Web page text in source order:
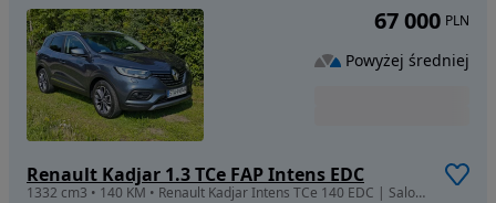
Renault Kadjar 1.3 TCe FAP Intens EDC
1332 cm3 • 140 KM • Renault Kadjar Intens TCe 140 EDC | Salon PL | ASO | Hak | TechPremium
67 000 PLN
Powyżej średniej